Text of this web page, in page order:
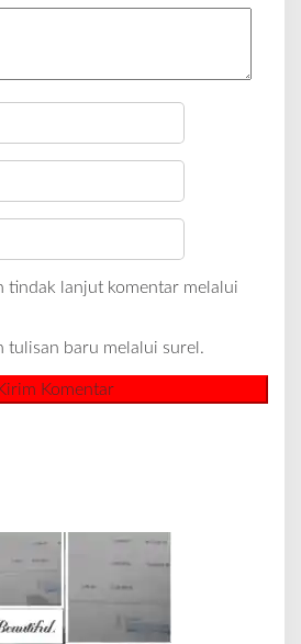
tindak lanjut komentar melalui
tulisan baru melalui surel.